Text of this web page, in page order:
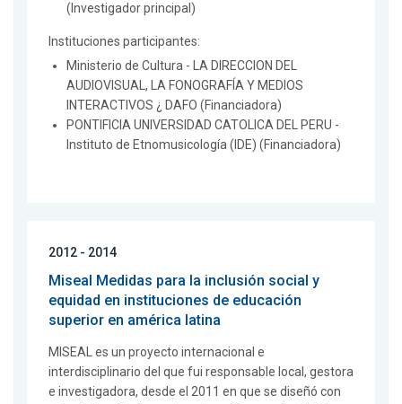
(Investigador principal)
Instituciones participantes:
Ministerio de Cultura - LA DIRECCION DEL
AUDIOVISUAL, LA FONOGRAFÍA Y MEDIOS
INTERACTIVOS ¿ DAFO (Financiadora)
PONTIFICIA UNIVERSIDAD CATOLICA DEL PERU -
Instituto de Etnomusicología (IDE) (Financiadora)
2012 - 2014
Miseal Medidas para la inclusión social y
equidad en instituciones de educación
superior en américa latina
MISEAL es un proyecto internacional e
interdisciplinario del que fui responsable local, gestora
e investigadora, desde el 2011 en que se diseñó con